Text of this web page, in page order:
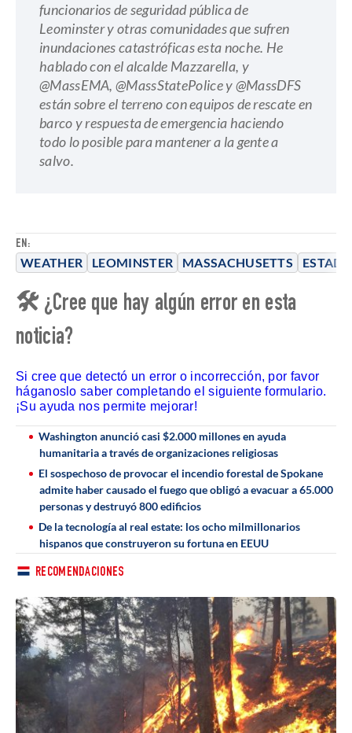
EN:
WEATHER LEOMINSTER MASSACHUSETTS
funcionarios de seguridad pública de
Leominster y otras comunidades que sufren
inundaciones catastróficas esta noche. He
hablado con el alcalde Mazzarella, y
@MassEMA, @MassStatePolice y @MassDFS
están sobre el terreno con equipos de rescate en
barco y respuesta de emergencia haciendo
todo lo posible para mantener a la gente a
salvo.
🛠 ¿Cree que hay algún error en esta
noticia?
Si cree que detectó un error o incorrección, por favor
háganoslo saber completando el siguiente formulario.
¡Su ayuda nos permite mejorar!
Washington anunció casi $2.000 millones en ayuda
humanitaria a través de organizaciones religiosas
El sospechoso de provocar el incendio forestal de Spokane
admite haber causado el fuego que obligó a evacuar a 65.000
personas y destruyó 800 edificios
De la tecnología al real estate: los ocho milmillonarios
hispanos que construyeron su fortuna en EEUU
RECOMENDACIONES